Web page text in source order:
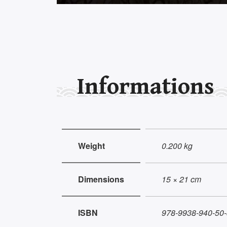
Informations
Weight 0.200 kg
Dimensions 15 × 21 cm
ISBN 978-9938-940-